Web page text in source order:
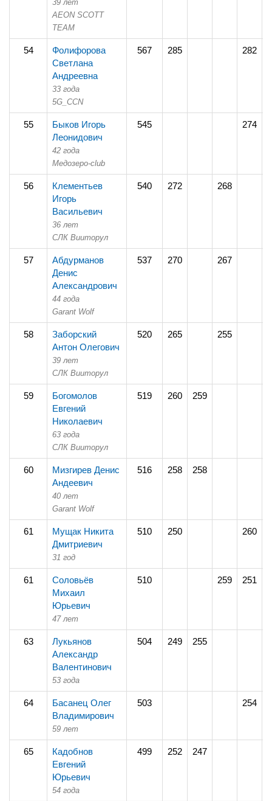
39 лет
AEON SCOTT
TEAM
54
Фолифорова
Светлана
Андреевна
33 года
5G_CCN
567 285 282
55
Быков Игорь
Леонидович
42 года
Медозеро-club
545 274
56
Клементьев
Игорь
Васильевич
36 лет
СЛК Вииторул
540 272 268
57
Абдурманов
Денис
Александрович
44 года
Garant Wolf
537 270 267
58
Заборский
Антон Олегович
39 лет
СЛК Вииторул
520 265 255
59
Богомолов
Евгений
Николаевич
63 года
СЛК Вииторул
519 260 259
60
Мизгирев Денис
Андеевич
40 лет
Garant Wolf
516 258 258
61
Мущак Никита
Дмитриевич
31 год
510 250 260
61
Соловьёв
Михаил
Юрьевич
47 лет
510 259 251
63
Лукьянов
Александр
Валентинович
53 года
504 249 255
64
Басанец Олег
Владимирович
59 лет
503 254
65
Кадобнов
Евгений
Юрьевич
54 года
499 252 247